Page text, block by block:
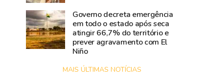
Governo decreta emergência
em todo o estado após seca
atingir 66,7% do território e
prever agravamento com El
Niño
MAIS ÚLTIMAS NOTÍCIAS